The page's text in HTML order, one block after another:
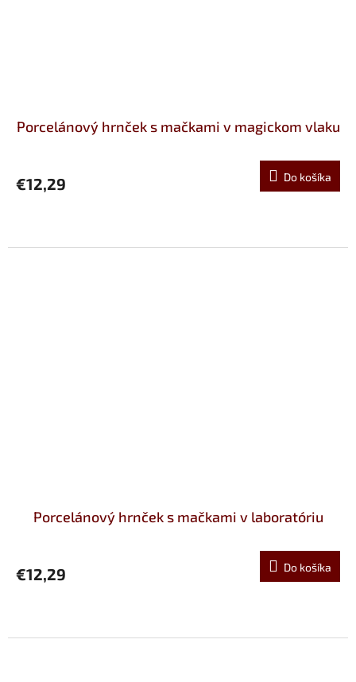
Porcelánový hrnček s mačkami v magickom vlaku
€12,29 Do košíka
Porcelánový hrnček s mačkami v laboratóriu
€12,29 Do košíka